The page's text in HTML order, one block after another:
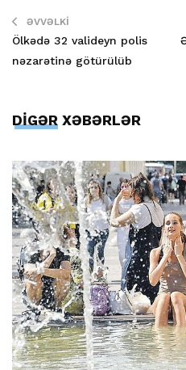
ƏVVƏLKI
Ölkədə 32 valideyn polis
nəzarətinə götürülüb
DİGƏR XƏBƏRLƏR